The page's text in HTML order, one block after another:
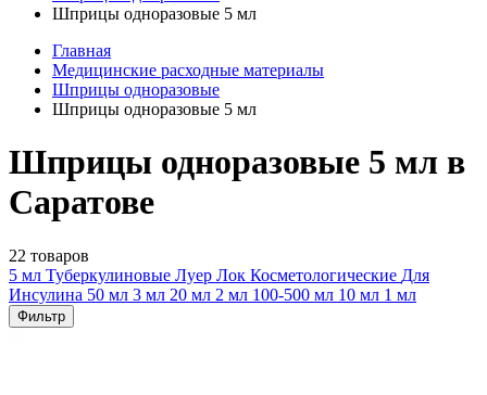
Шприцы одноразовые 5 мл
Главная
Медицинские расходные материалы
Шприцы одноразовые
Шприцы одноразовые 5 мл
Шприцы одноразовые 5 мл в
Саратове
22 товаров
5 мл Туберкулиновые Луер Лок Косметологические Для
Инсулина 50 мл 3 мл 20 мл 2 мл 100-500 мл 10 мл 1 мл
Фильтр